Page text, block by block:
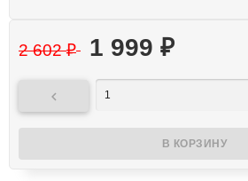
2 602₽ 1 999 ₽
